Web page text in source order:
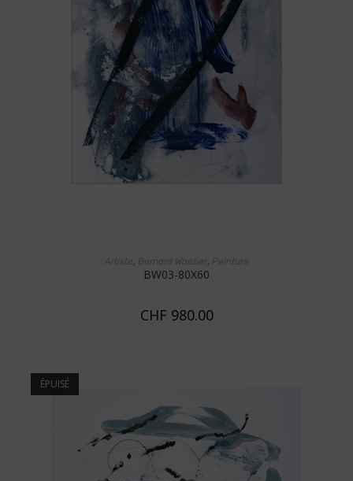
Artiste, Bernard Waeber , Peinture
BW03-80X60
CHF 980.00
ÉPUISÉ